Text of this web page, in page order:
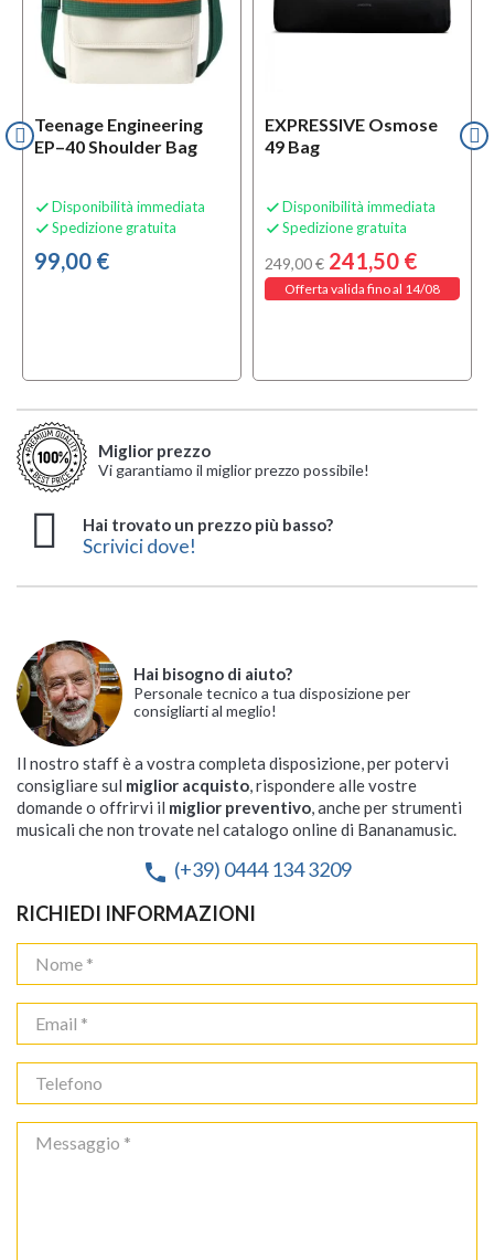
Teenage Engineering
EP–40 Shoulder Bag
 Disponibilità immediata
 Spedizione gratuita
99,00 €
EXPRESSIVE Osmose
49 Bag
 Disponibilità immediata
 Spedizione gratuita
249,00 € 241,50 €
Offerta valida fino al 14/08
Miglior prezzo
Vi garantiamo il miglior prezzo possibile!
Hai trovato un prezzo più basso?
Scrivici dove!
Hai bisogno di aiuto?
Personale tecnico a tua disposizione per
consigliarti al meglio!
Il nostro staff è a vostra completa disposizione, per potervi
consigliare sul miglior acquisto, rispondere alle vostre
domande o offrirvi il miglior preventivo, anche per strumenti
musicali che non trovate nel catalogo online di Bananamusic.
phone (+39) 0444 134 3209
RICHIEDI INFORMAZIONI